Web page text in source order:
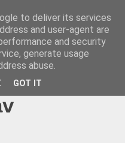
95 -
: Karaté,
to deliver its services
and user-agent are
and security
generate usage
abuse.
GOT IT